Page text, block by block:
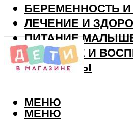
БЕРЕМЕННОСТЬ
ЛЕЧЕНИЕ И
ПИТАНИЕ
РАЗВИТИЕ И
ВИТАМИНЫ
МЕНЮ
МЕНЮ